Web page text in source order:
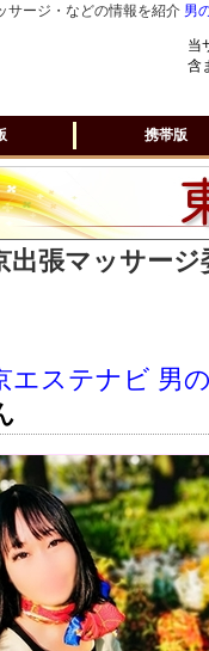
サージ・などの情報を紹介 男
当
含
携帯版
出張マッサー
エステナビ 男